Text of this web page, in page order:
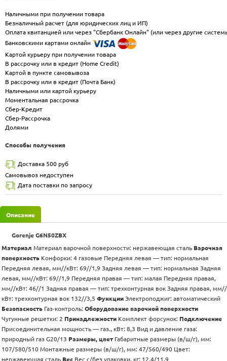
Наличными при получении товара
Безналичный расчет (для юридических лиц и ИП)
Оплата квитанцией или через "Сбербанк Онлайн" (или через другие
Банковскими картами онлайн
Картой курьеру при получении товара
В рассрочку или в кредит (Home Credit)
Картой в пункте самовывоза
В рассрочку или в кредит (Почта Банк)
Наличными или картой курьеру
Моментальная рассрочка
Сбер-Кредит
Сбер-Рассрочка
Долями
Способы получения
Доставка 500 руб
Самовывоз недоступен
Дата поставки по запросу
Описание
Gorenje G6N50ZBX
Материал Материал варочной поверхности: нержавеющая сталь Варочная
поверхность Конфорки: 4 газовые Передняя левая — тип: нормальная
Передняя левая, мм//кВт: 69//1,9 Задняя левая — тип: нормальная Задняя
левая, мм//кВт: 69//1,9 Передняя правая — тип: малая Передняя правая,
мм//кВт: 46//1 Задняя правая — тип: трехконтурная вок Задняя правая, мм//
кВт: трехконтурная вок 132//3,5 Функции Электроподжиг: автоматический
Безопасность Газ-контроль: Оборудование варочной поверхности
Чугунные решетки: 2 Принадлежности Комплект форсунок: Подключение
Присоединительная мощность — газ., кВт: 8,3 Вид и давление газа:
природный газ G20/13 Размеры, цвет Габаритные размеры (в/ш/г), мм:
107/580/510 Монтажные размеры (в/ш/г), мм: 47/560/490 Цвет:
нержавеющая сталь Вес Вес с/без упаковки, кг: 12,4/11,9